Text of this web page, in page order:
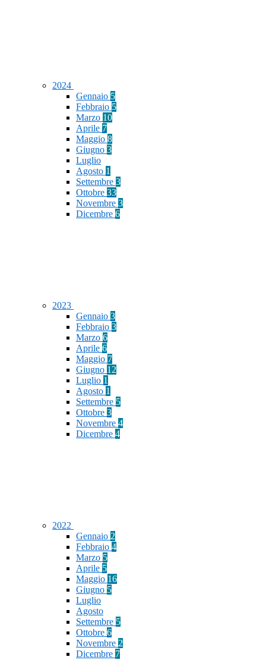
2024
Gennaio 5
Febbraio 5
Marzo 10
Aprile 7
Maggio 8
Giugno 3
Luglio
Agosto 1
Settembre 3
Ottobre 33
Novembre 3
Dicembre 6
2023
Gennaio 3
Febbraio 3
Marzo 6
Aprile 6
Maggio 7
Giugno 12
Luglio 1
Agosto 1
Settembre 5
Ottobre 3
Novembre 4
Dicembre 4
2022
Gennaio 2
Febbraio 4
Marzo 5
Aprile 5
Maggio 16
Giugno 5
Luglio
Agosto
Settembre 5
Ottobre 6
Novembre 2
Dicembre 7